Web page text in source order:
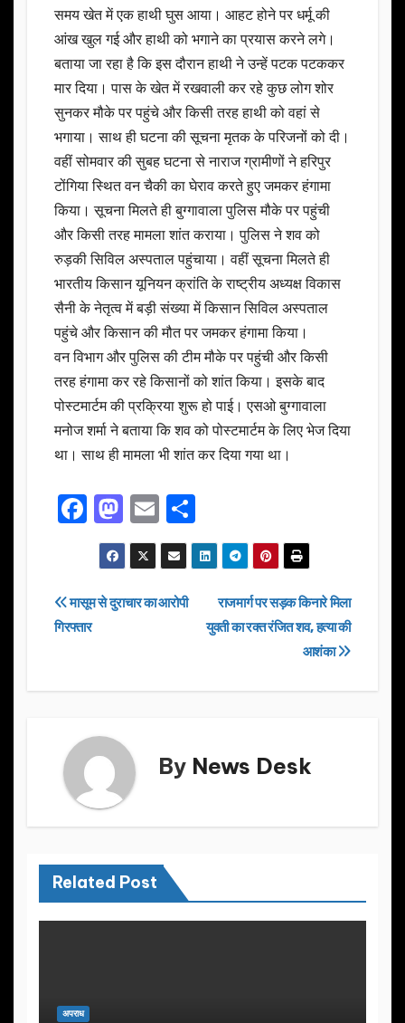
समय खेत में एक हाथी घुस आया। आहट होने पर धर्मू की
आंख खुल गई और हाथी को भगाने का प्रयास करने लगे।
बताया जा रहा है कि इस दौरान हाथी ने उन्हें पटक पटककर
मार दिया। पास के खेत में रखवाली कर रहे कुछ लोग शोर
सुनकर मौके पर पहुंचे और किसी तरह हाथी को वहां से
भगाया। साथ ही घटना की सूचना मृतक के परिजनों को दी।
वहीं सोमवार की सुबह घटना से नाराज ग्रामीणों ने हरिपुर
टोंगिया स्थित वन चैकी का घेराव करते हुए जमकर हंगामा
किया। सूचना मिलते ही बुग्गावाला पुलिस मौके पर पहुंची
और किसी तरह मामला शांत कराया। पुलिस ने शव को
रुड़की सिविल अस्पताल पहुंचाया। वहीं सूचना मिलते ही
भारतीय किसान यूनियन क्रांति के राष्ट्रीय अध्यक्ष विकास
सैनी के नेतृत्व में बड़ी संख्या में किसान सिविल अस्पताल
पहुंचे और किसान की मौत पर जमकर हंगामा किया।
वन विभाग और पुलिस की टीम मौके पर पहुंची और किसी
तरह हंगामा कर रहे किसानों को शांत किया। इसके बाद
पोस्टमार्टम की प्रक्रिया शुरू हो पाई। एसओ बुग्गावाला
मनोज शर्मा ने बताया कि शव को पोस्टमार्टम के लिए भेज दिया
था। साथ ही मामला भी शांत कर दिया गया था।
F
a
c
e
b
o
M
a
st
o
n
E
m
ail
h
ar
Post
navigation
राजमार्ग पर सड़क किनारे मिला
युवती का रक्त रंजित शव, हत्या की
आशंका
मासूम से दुराचार का आरोपी
गिरफ्तार
By News Desk
Related Post
अपराध